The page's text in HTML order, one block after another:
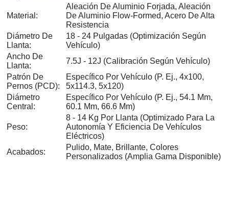
Material:
Aleación De Aluminio Forjada, Aleación
De Aluminio Flow-Formed, Acero De Alta
Resistencia
Diámetro De
Llanta:
18 - 24 Pulgadas (optimización Según
Vehículo)
Ancho De
Llanta:
7.5J - 12J (calibración Según Vehículo)
Patrón De
Pernos (PCD):
Específico Por Vehículo (p. Ej., 4x100,
5x114.3, 5x120)
Diámetro
Central:
Específico Por Vehículo (p. Ej., 54.1 Mm,
60.1 Mm, 66.6 Mm)
Peso:
8 - 14 Kg Por Llanta (optimizado Para La
Autonomía Y Eficiencia De Vehículos
Eléctricos)
Acabados:
Pulido, Mate, Brillante, Colores
Personalizados (amplia Gama Disponible)